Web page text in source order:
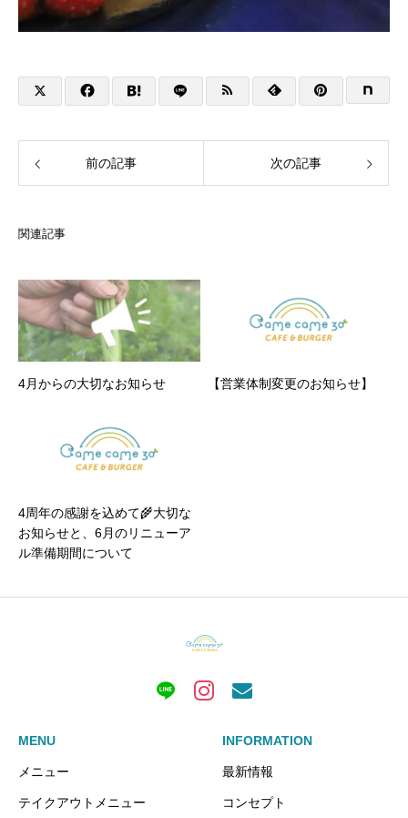
前の記事 次の記事
関連記事
4月からの大切なお知らせ 【営業体制変更のお知らせ】
4周年の感謝を込めて🌾大切な
お知らせと、6月のリニューア
ル準備期間について
MENU
メニュー
テイクアウトメニュー
INFORMATION
最新情報
コンセプト